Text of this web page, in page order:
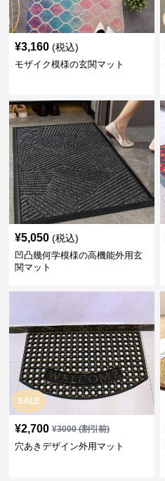
¥3,160 (税込)
モザイク模様の玄関マット
¥5,050 (税込)
凹凸幾何学模様の高機能外用玄
関マット
SALE
¥2,700 ¥3000(割引前)
穴あきデザイン外用マット